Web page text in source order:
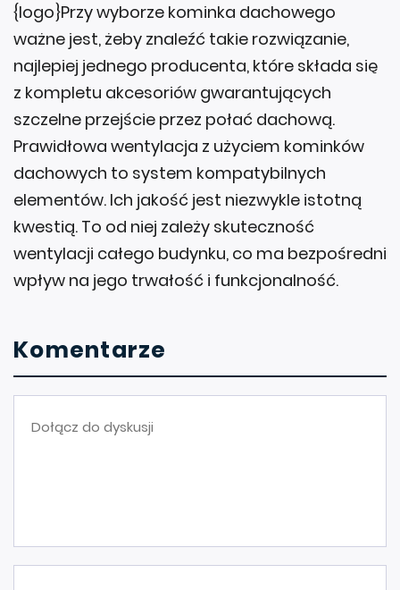
{logo}Przy wyborze kominka dachowego
ważne jest, żeby znaleźć takie rozwiązanie,
najlepiej jednego producenta, które składa się
z kompletu akcesoriów gwarantujących
szczelne przejście przez połać dachową.
Prawidłowa wentylacja z użyciem kominków
dachowych to system kompatybilnych
elementów. Ich jakość jest niezwykle istotną
kwestią. To od niej zależy skuteczność
wentylacji całego budynku, co ma bezpośredni
wpływ na jego trwałość i funkcjonalność.
Komentarze